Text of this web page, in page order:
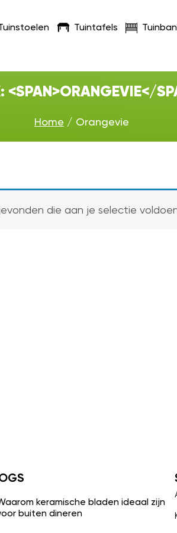
Tuintafels
<SPAN>ORANGEVIE</
Home / Orangevie
die aan je selectie
keramische bladen ideaal zijn
buiten dineren